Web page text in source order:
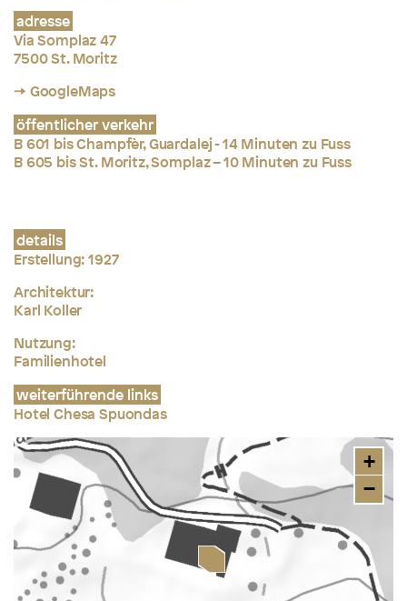
adresse
Via Somplaz 47
7500 St. Moritz
→ GoogleMaps
öffentlicher verkehr
B 601 bis Champfèr, Guardalej - 14 Minuten zu Fuss
B 605 bis St. Moritz, Somplaz – 10 Minuten zu Fuss
details
Erstellung:1927
Architektur:
Karl Koller
Nutzung:
Familienhotel
weiterführende links
Hotel Chesa Spuondas
+
−